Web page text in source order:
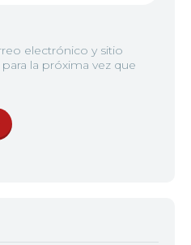
electrónico y sitio
la próxima vez que